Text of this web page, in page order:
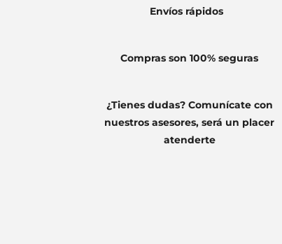
Envíos rápidos
Compras son 100% seguras
¿Tienes dudas? Comunícate con
nuestros asesores, será un placer
atenderte